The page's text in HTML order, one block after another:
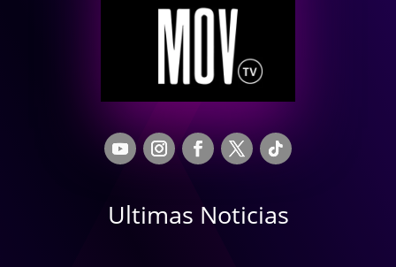
Ultimas Noticias